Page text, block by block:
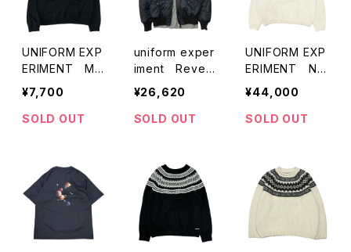
UNIFORM EXP
ERIMENT ME
MORIES Print
Pullover Swea
t
¥7,700
SOLD OUT
uniform exper
iment Revers
ible Bomber J
acket
¥26,620
SOLD OUT
UNIFORM EXP
ERIMENT No
rdic Pullover
¥44,000
SOLD OUT